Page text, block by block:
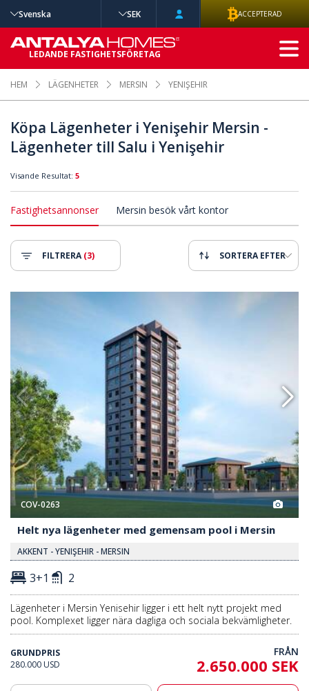
HEM LÄGENHETER MERSIN YENIŞEHIR
Köpa Lägenheter i Yenişehir Mersin -
Lägenheter till Salu i Yenişehir
Visande Resultat: 5
Fastighetsannonser Mersin besök vårt kontor
FILTRERA (3) SORTERA EFTER
COV-0263
Helt nya lägenheter med gemensam pool i Mersin
AKKENT - YENIŞEHIR - MERSIN
3+1 2
Lägenheter i Mersin Yenisehir ligger i ett helt nytt projekt med
pool. Komplexet ligger nära dagliga och sociala bekvämligheter.
GRUNDPRIS
280.000 USD
FRÅN
2.650.000 SEK
Svenska SEK ACCEPTERAD
LEDANDE FASTIGHETSFÖRETAG
AVANCERAD
SÖKNING